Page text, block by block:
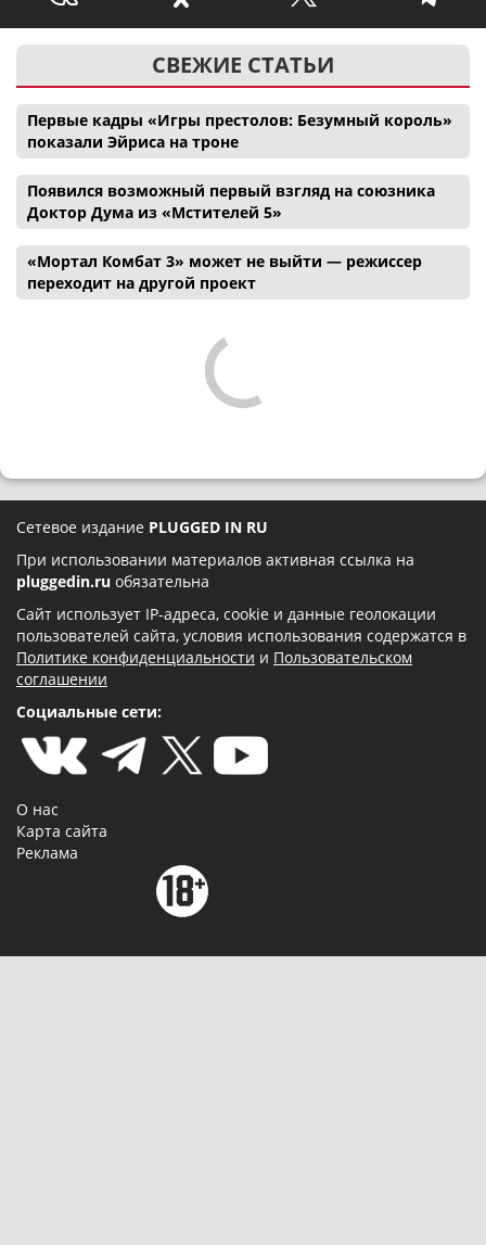
СВЕЖИЕ СТАТЬИ
Первые кадры «Игры престолов: Безумный король»
показали Эйриса на троне
Появился возможный первый взгляд на союзника
Доктор Дума из «Мстителей 5»
«Мортал Комбат 3» может не выйти — режиссер
переходит на другой проект
Сетевое издание PLUGGED IN RU
При использовании материалов активная ссылка на
pluggedin.ru обязательна
Сайт использует IP-адреса, cookie и данные геолокации
пользователей сайта, условия использования содержатся в
Политике конфиденциальности и Пользовательском
соглашении
Социальные сети:
О нас
Карта сайта
Реклама